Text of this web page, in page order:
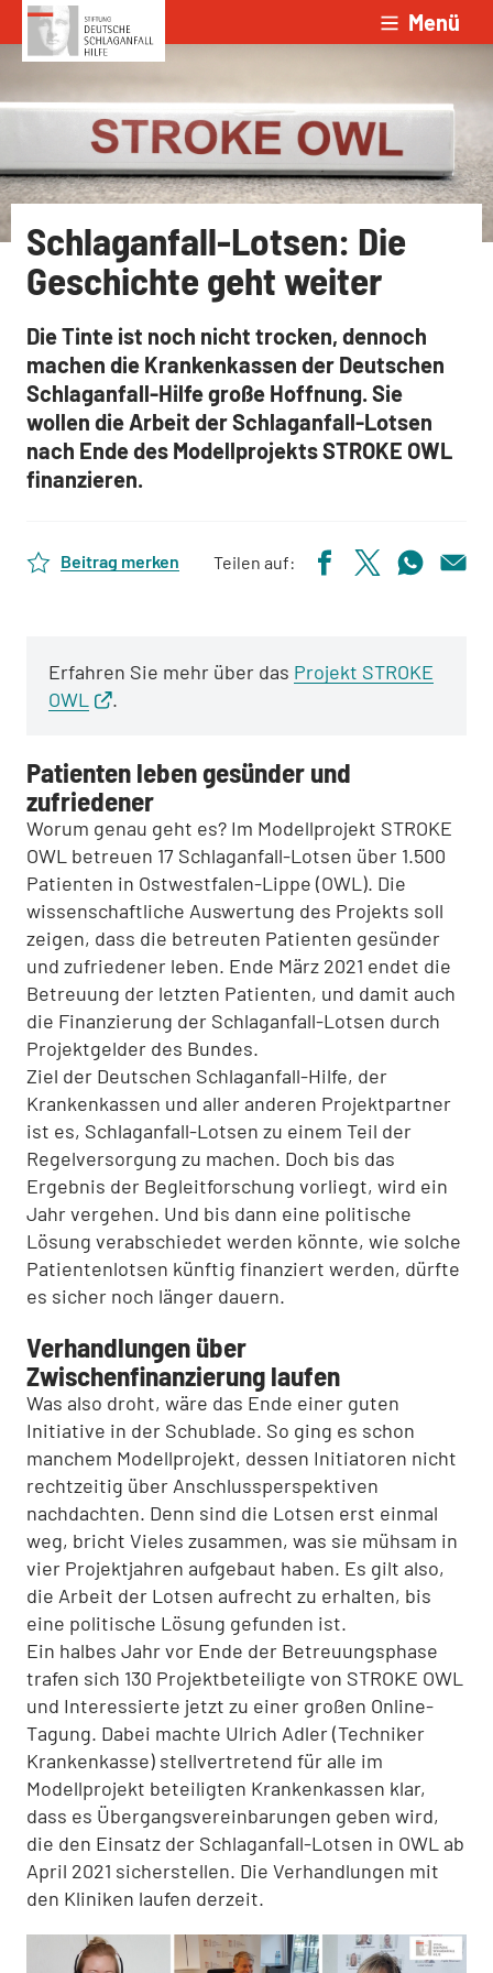
Zum Inhalt springen Menü
Schlaganfall-Lotsen: Die
Geschichte geht weiter
Die Tinte ist noch nicht trocken, dennoch
machen die Krankenkassen der Deutschen
Schlaganfall-Hilfe große Hoffnung. Sie
wollen die Arbeit der Schlaganfall-Lotsen
nach Ende des Modellprojekts STROKE OWL
finanzieren.
Beitrag merken Teilen auf:
Erfahren Sie mehr über das Projekt STROKE
OWL
.
Patienten leben gesünder und
zufriedener
Worum genau geht es? Im Modellprojekt STROKE
OWL betreuen 17 Schlaganfall-Lotsen über 1.500
Patienten in Ostwestfalen-Lippe (OWL). Die
wissenschaftliche Auswertung des Projekts soll
zeigen, dass die betreuten Patienten gesünder
und zufriedener leben. Ende März 2021 endet die
Betreuung der letzten Patienten, und damit auch
die Finanzierung der Schlaganfall-Lotsen durch
Projektgelder des Bundes.
Ziel der Deutschen Schlaganfall-Hilfe, der
Krankenkassen und aller anderen Projektpartner
ist es, Schlaganfall-Lotsen zu einem Teil der
Regelversorgung zu machen. Doch bis das
Ergebnis der Begleitforschung vorliegt, wird ein
Jahr vergehen. Und bis dann eine politische
Lösung verabschiedet werden könnte, wie solche
Patientenlotsen künftig finanziert werden, dürfte
es sicher noch länger dauern.
Verhandlungen über
Zwischenfinanzierung laufen
Was also droht, wäre das Ende einer guten
Initiative in der Schublade. So ging es schon
manchem Modellprojekt, dessen Initiatoren nicht
rechtzeitig über Anschlussperspektiven
nachdachten. Denn sind die Lotsen erst einmal
weg, bricht Vieles zusammen, was sie mühsam in
vier Projektjahren aufgebaut haben. Es gilt also,
die Arbeit der Lotsen aufrecht zu erhalten, bis
eine politische Lösung gefunden ist.
Ein halbes Jahr vor Ende der Betreuungsphase
trafen sich 130 Projektbeteiligte von STROKE OWL
und Interessierte jetzt zu einer großen Online-
Tagung. Dabei machte Ulrich Adler (Techniker
Krankenkasse) stellvertretend für alle im
Modellprojekt beteiligten Krankenkassen klar,
dass es Übergangsvereinbarungen geben wird,
die den Einsatz der Schlaganfall-Lotsen in OWL ab
April 2021 sicherstellen. Die Verhandlungen mit
den Kliniken laufen derzeit.